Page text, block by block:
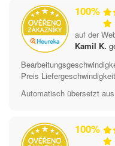
100%
auf der
Kamil K.
Preis Liefergeschwindigkeit
Automatisch übersetzt aus
100%